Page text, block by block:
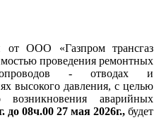
от ООО «Газпром трансгаз
проведения ремонтных
- отводах и
высокого давления, с целью
возникновения аварийных
до 08ч.00 27 мая 2026г., будет